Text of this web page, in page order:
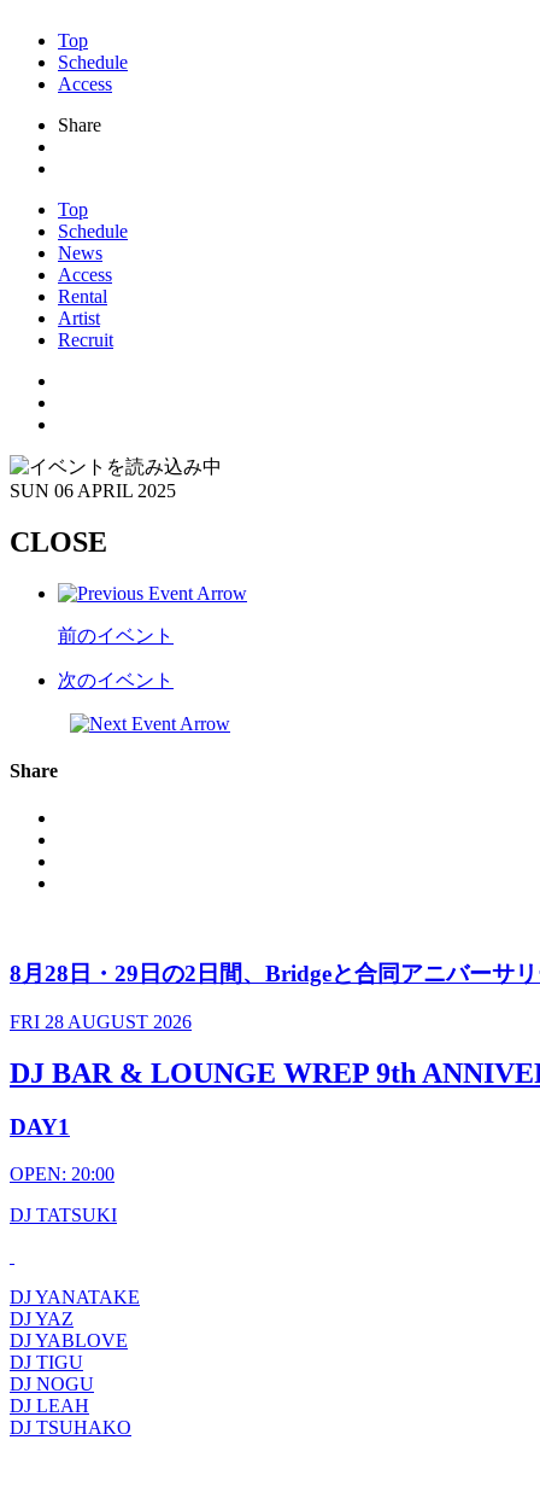
Top
Schedule
Access
Share
Top
Schedule
News
Access
Rental
Artist
Recruit
SUN 06 APRIL 2025
CLOSE
前のイベント
次のイベント
Share
8月28日・29日の2日間、Bridgeと合同アニバーサ
FRI 28 AUGUST 2026
DJ BAR & LOUNGE WREP 9th
DAY1
OPEN: 20:00
DJ TATSUKI
DJ YANATAKE
DJ YAZ
DJ YABLOVE
DJ TIGU
DJ NOGU
DJ LEAH
DJ TSUHAKO